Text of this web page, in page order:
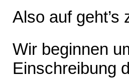
Also auf
Wir beginnen
Einschreibung